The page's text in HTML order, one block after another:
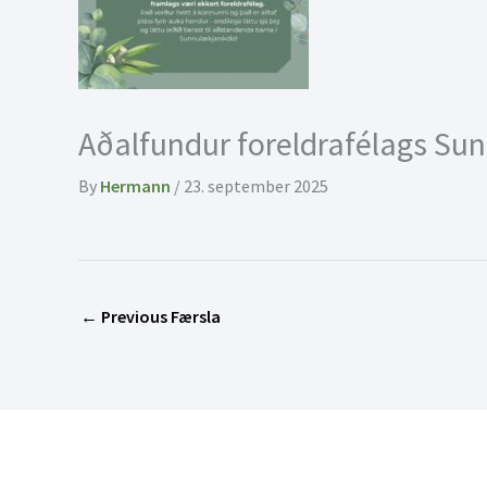
Aðalfundur foreldrafélags
By Hermann / 23. september 2025
← Previous Færsla